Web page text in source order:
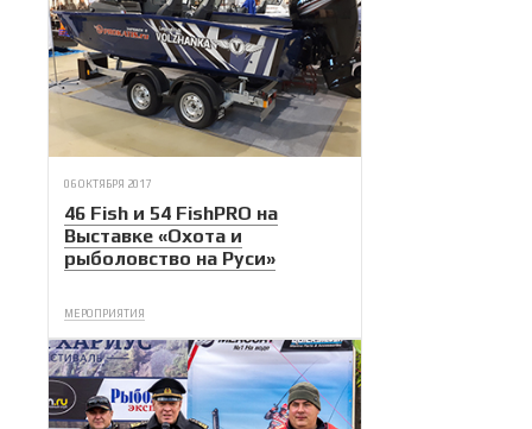
06 ОКТЯБРЯ 2017
46 Fish и 54 FishPRO на
Выставке «Охота и
рыболовство на Руси»
МЕРОПРИЯТИЯ